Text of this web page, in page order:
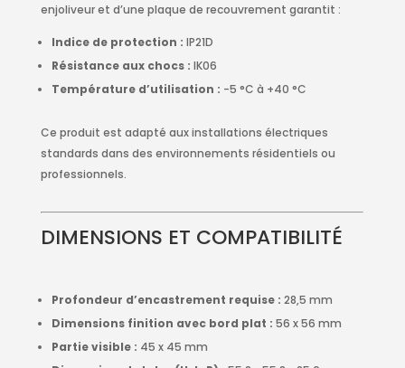
enjoliveur et d’une plaque de recouvrement garantit :
Indice de protection : IP21D
Résistance aux chocs : IK06
Température d’utilisation : -5 °C à +40 °C
Ce produit est adapté aux installations électriques
standards dans des environnements résidentiels ou
professionnels.
DIMENSIONS ET COMPATIBILITÉ
Profondeur d’encastrement requise : 28,5 mm
Dimensions finition avec bord plat : 56 x 56 mm
Partie visible : 45 x 45 mm